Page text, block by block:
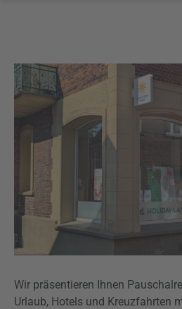
Wir präsentieren Ihnen
Urlaub, Hotels und Kreuzfahrten